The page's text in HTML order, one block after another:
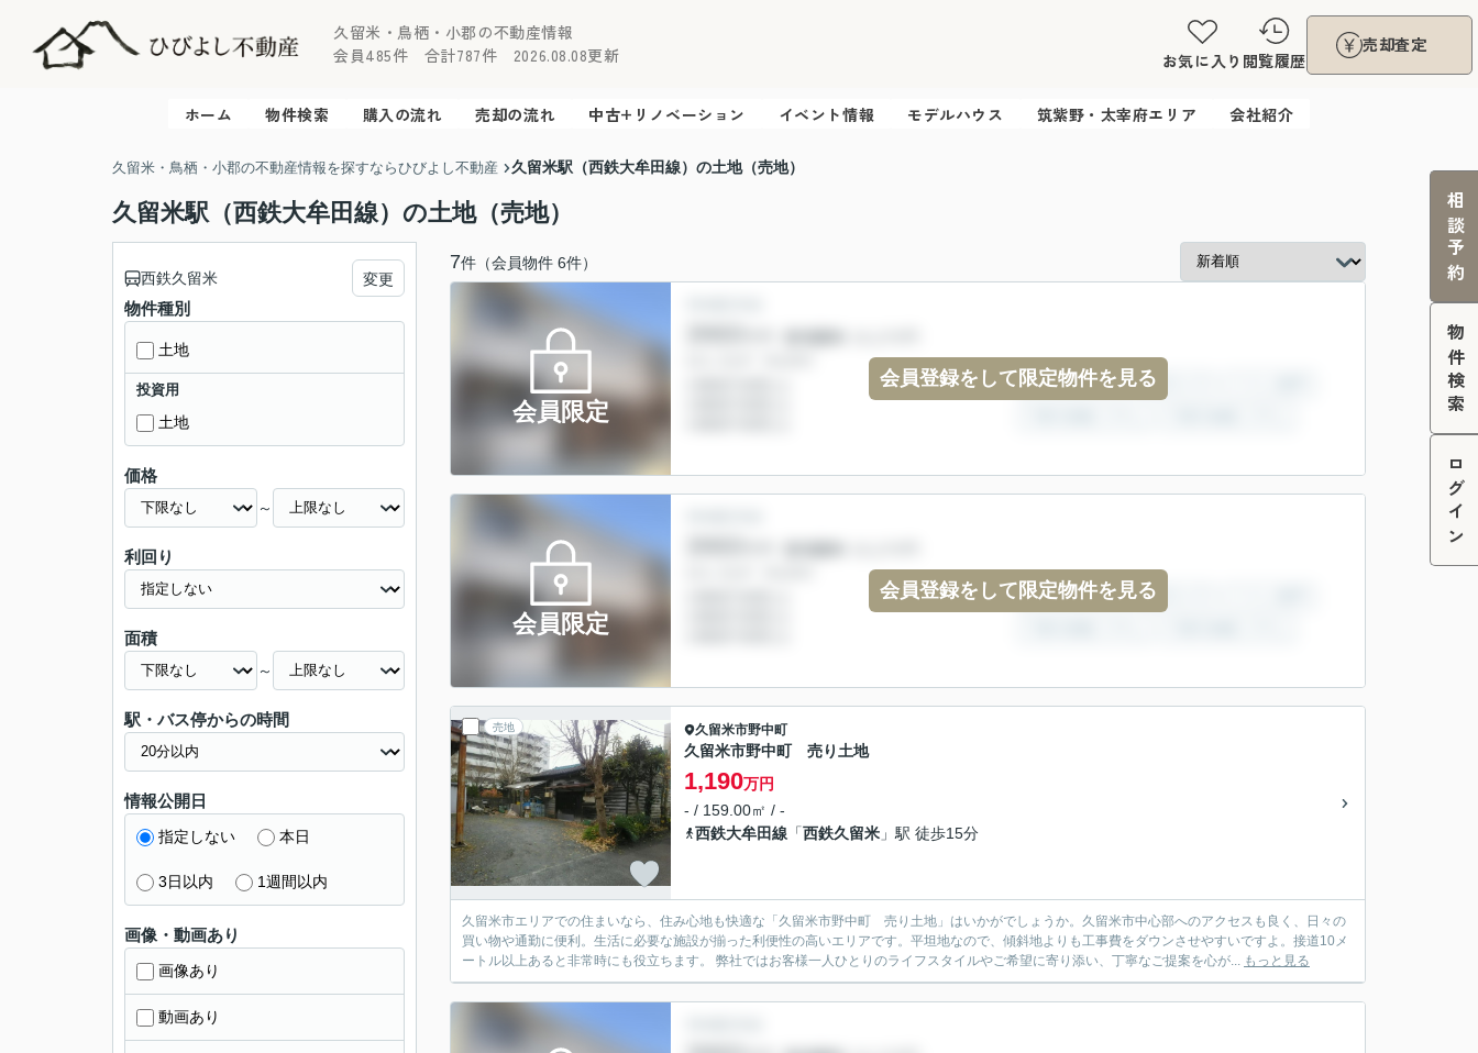
久留米・鳥栖・小郡の不動産情報
会員485件 合計787件 2026.08.08更新
お気に入り 閲覧履歴
売却査定
ホーム 物件検索 購入の流れ 売却の流れ 中古+リノベーション イベント情報 モデルハウス 筑紫野・太宰府エリア 会社紹介
久留米・鳥栖・小郡の不動産情報を探すならひびよし不動産 久留米駅（西鉄大牟田線）の土地（売地）
久留米駅（西鉄大牟田線）の土地（売地）
7件（会員物件 6件）
会員限定
会員登録をして限定物件を見る
会員限定
会員登録をして限定物件を見る
売地 久留米市野中町
久留米市野中町 売り土地
1,190万円
- / 159.00㎡ / -
西鉄大牟田線 「西鉄久留米 」駅 徒歩15分
久留米市エリアでの住まいなら、住み心地も快適な「久留米市野中町 売り土地」はいかがでしょうか。久留米市中心部へのアクセスも良く、日々の
買い物や通勤に便利。生活に必要な施設が揃った利便性の高いエリアです。平坦地なので、傾斜地よりも工事費をダウンさせやすいですよ。接道10メ
ートル以上あると非常時にも役立ちます。 弊社ではお客様一人ひとりのライフスタイルやご希望に寄り添い、丁寧なご提案を心が... もっと見る
西鉄久留米 変更
物件種別
土地
投資用
土地
価格
～
利回り
面積
～
駅・バス停からの時間
情報公開日
指定しない 本日
3日以内 1週間以内
画像・動画あり
画像あり
動画あり
相談予約
物件検索
ログイン